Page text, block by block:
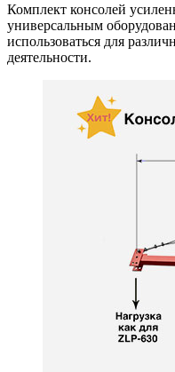
Комплект консолей
универсальным
использоваться для
деятельности.